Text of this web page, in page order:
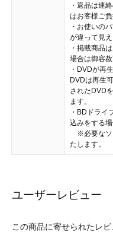
・返品は連
はお客様ご負
・お使いの
が違って見え
・掲載商品
場合は御容赦
・DVDが再
DVDは再生
されたDVD
ます。
・BDドライ
込みをする
※必要なソ
たします。
ユーザーレビュー
この商品に寄せられたレビ